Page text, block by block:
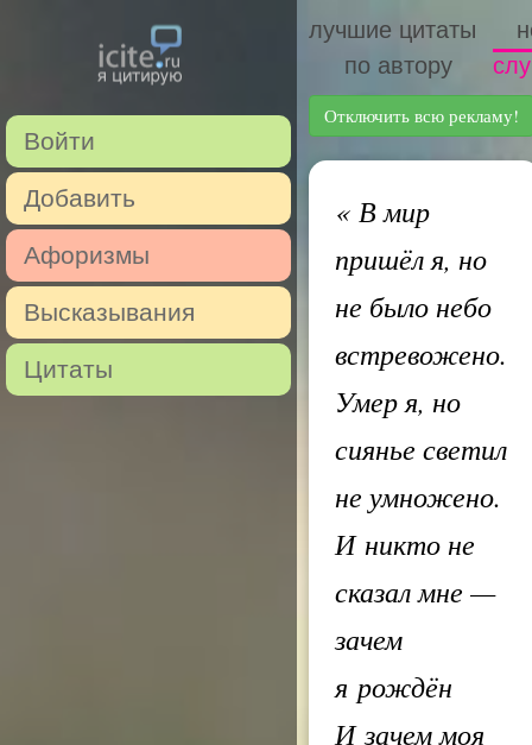
Войти
Добавить
Афоризмы
Высказывания
Цитаты
лучшие цитаты
по автору
Отключить всю рекламу!
«В мир
пришёл я, но
не было небо
встревожено.
Умер я, но
сиянье светил
не умножено.
И никто не
сказал мне —
зачем
я рождён
И зачем моя